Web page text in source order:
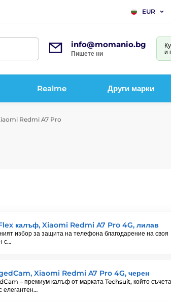
EUR
info@momanio.bg
Пишете ни
и
Realme Други марки
Redmi A7 Pro
калъф, Xiaomi Redmi A7 Pro 4G, лилав
избор за защита на телефона благодарение на своя
с…
Xiaomi Redmi A7 Pro 4G, черен
– премиум калъф от марката Techsuit, който
елегантен…